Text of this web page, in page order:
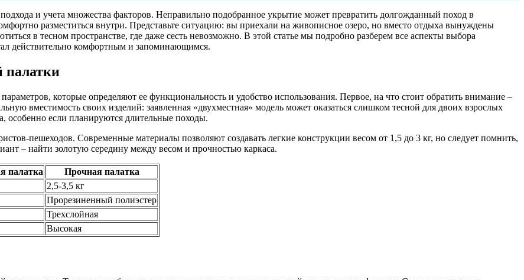
и учета множества факторов. Неправильно подобранное укрытие может превратить долгожданный поход в
разместиться внутри. Представьте ситуацию: вы приехали на живописное озеро, но вместо отдыха вынуждены
в тесном пространстве, где даже сесть невозможно. В этой статье мы подробно разберем все аспекты выбора
действительно комфортным и запоминающимся.
палатки
которые определяют ее функциональность и удобство использования. Первое, на что стоит обратить внимание –
вместимость своих изделий: заявленная «двухместная» модель может оказаться слишком тесной для двоих взрослых
особенно если планируются длительные походы.
пешеходов. Современные материалы позволяют создавать легкие конструкции весом от 1,5 до 3 кг, но следует помнить,
– найти золотую середину между весом и прочностью каркаса.
палатка
Прочная палатка
2,5-3,5 кг
Прорезиненный полиэстер
Трехслойная
Высокая